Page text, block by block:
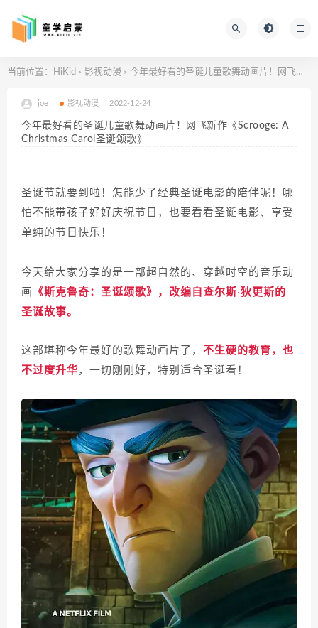
当前位置： HiKid > 影视动漫 > 今年最好看的圣诞儿童歌舞动画片！网飞新作《Scrooge: A Christmas Carol圣诞颂歌》
joe 影视动漫 2022-12-24
今年最好看的圣诞儿童歌舞动画片！网飞新作《Scrooge: A
Christmas Carol圣诞颂歌》
圣诞节就要到啦！怎能少了经典圣诞电影的陪伴呢！哪
怕不能带孩子好好庆祝节日，也要看看圣诞电影、享受
单纯的节日快乐！
今天给大家分享的是一部超自然的、穿越时空的音乐动
画 《斯克鲁奇：圣诞颂歌》 ，改编自查尔斯·狄更斯的
圣诞故事。
这部堪称今年最好的歌舞动画片了， 不生硬的教育，也
不过度升华，一切刚刚好，特别适合圣诞看！